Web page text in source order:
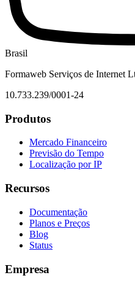
Brasil
Formaweb Serviços de Internet
10.733.239/0001-24
Produtos
Mercado Financeiro
Previsão do Tempo
Localização por IP
Recursos
Documentação
Planos e Preços
Blog
Status
Empresa